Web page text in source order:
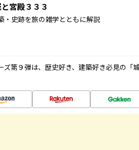
宮殿３３３
・史跡を旅の雑学とともに解説
ズ第９弾は、歴史好き、建築好き必見の「